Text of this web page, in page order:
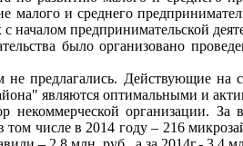
и среднего
с началом предпринимательской
было организовано
не предлагались. Действующие
являются оптимальными и
некоммерческой организации.
числе в 2014 году – 216